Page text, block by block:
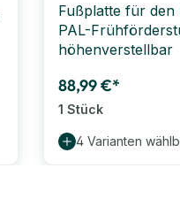
Fußplatte für den
PAL-
höhenverstellbar
88,99 €*
1 Stück
4 Varianten